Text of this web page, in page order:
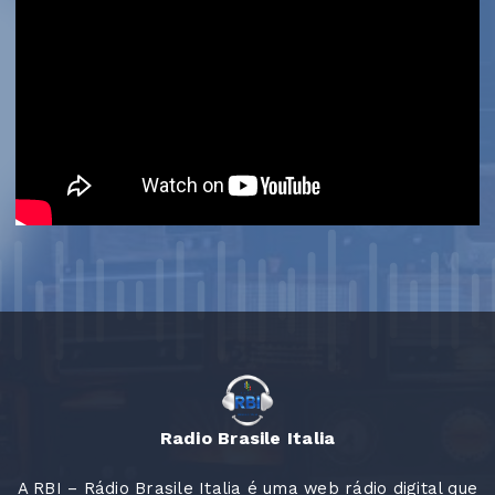
Radio Brasile Italia
A RBI – Rádio Brasile Italia é uma web rádio digital que